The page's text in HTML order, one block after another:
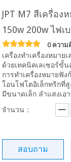
JPT M7 สีเครื่อง
150w 200w ไฟเ
0 ความ
เครื่องทำเครื่องหมาย
ด้วยเทคนิคเลเซอร์ขั้น
การทำเครื่องหมายฟั
โอนโฟโตอิเล็กทริกที่
มีขนาดเล็ก ลำแสงเ
จำนวน：
สอบถาม